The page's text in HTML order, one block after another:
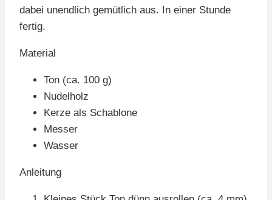
dabei unendlich gemütlich aus. In einer Stunde
fertig.
Material
Ton (ca. 100 g)
Nudelholz
Kerze als Schablone
Messer
Wasser
Anleitung